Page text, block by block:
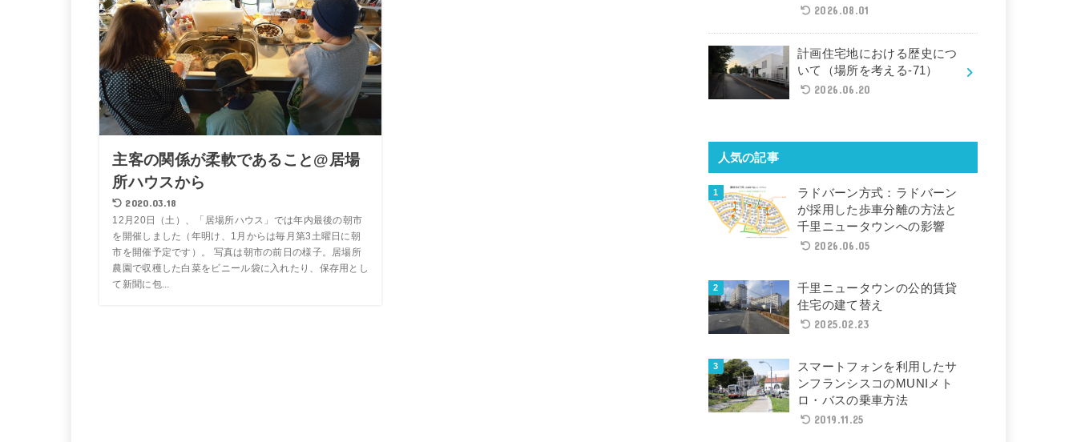
主客の関係が柔軟であること@居場
所ハウスから
2020.03.18
12月20日（土）、「居場所ハウス」では年内最後の朝市
を開催しました（年明け、1月からは毎月第3土曜日に朝
市を開催予定です）。 写真は朝市の前日の様子。居場所
農園で収穫した白菜をビニール袋に入れたり、保存用とし
て新聞に包...
2026.08.01
計画住宅地における歴史につ
いて（場所を考える-71）
2026.06.20
人気の記事
ラドバーン方式：ラドバーン
が採用した歩車分離の方法と
千里ニュータウンへの影響
2026.06.05
千里ニュータウンの公的賃貸
住宅の建て替え
2025.02.23
スマートフォンを利用したサ
ンフランシスコのMUNIメト
ロ・バスの乗車方法
2019.11.25